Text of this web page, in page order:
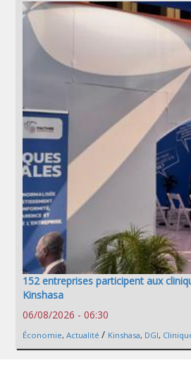
152 entreprises participent aux
Kinshasa
06/08/2026 - 06:30
Économie, Actualité / Kinshasa, DGI,